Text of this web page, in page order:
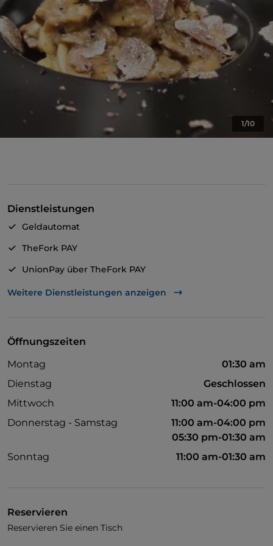
1/10
Dienstleistungen
Geldautomat
TheFork PAY
UnionPay über TheFork PAY
Visa
Weitere Dienstleistungen anzeigen
Öffnungszeiten
Montag
01:30 am
Dienstag
Geschlossen
Mittwoch
11:00 am-04:00 pm
Donnerstag - Samstag
11:00 am-04:00 pm
05:30 pm-01:30 am
Sonntag
11:00 am-01:30 am
Reservieren
Reservieren Sie einen Tisch